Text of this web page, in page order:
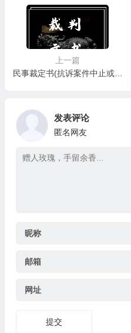
上一篇
民事裁定书(抗诉案件中止或终结诉讼用)
发表评论
匿名网友
昵称
邮箱
网址
提交